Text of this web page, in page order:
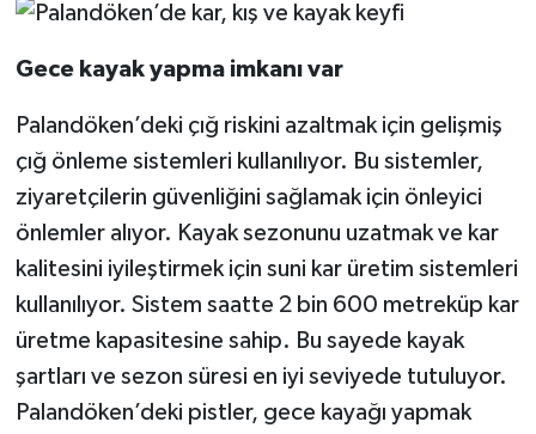
Gece kayak yapma imkanı var
Palandöken’deki çığ riskini azaltmak için gelişmiş
çığ önleme sistemleri kullanılıyor. Bu sistemler,
ziyaretçilerin güvenliğini sağlamak için önleyici
önlemler alıyor. Kayak sezonunu uzatmak ve kar
kalitesini iyileştirmek için suni kar üretim sistemleri
kullanılıyor. Sistem saatte 2 bin 600 metreküp kar
üretme kapasitesine sahip. Bu sayede kayak
şartları ve sezon süresi en iyi seviyede tutuluyor.
Palandöken’deki pistler, gece kayağı yapmak